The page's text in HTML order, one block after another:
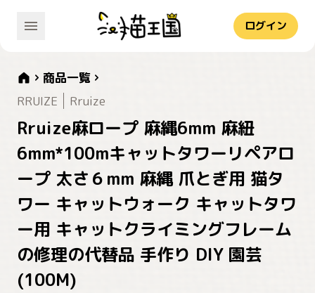
ログイン
商品一覧
RRUIZE
Rruize
Rruize麻ロープ 麻縄6mm 麻紐
6mm*100mキャットタワーリペアロ
ープ 太さ６mm 麻縄 爪とぎ用 猫タ
ワー キャットウォーク キャットタワ
ー用 キャットクライミングフレーム
の修理の代替品 手作り DIY 園芸
(100M)